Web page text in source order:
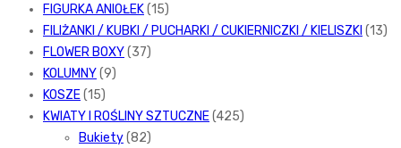
FIGURKA ANIOŁEK(15)
FILIŻANKI / KUBKI / PUCHARKI / CUKIERNICZKI / KIELISZKI (13)
FLOWER BOXY(37)
KOLUMNY(9)
KOSZE(15)
KWIATY I ROŚLINY SZTUCZNE(425)
Bukiety(82)